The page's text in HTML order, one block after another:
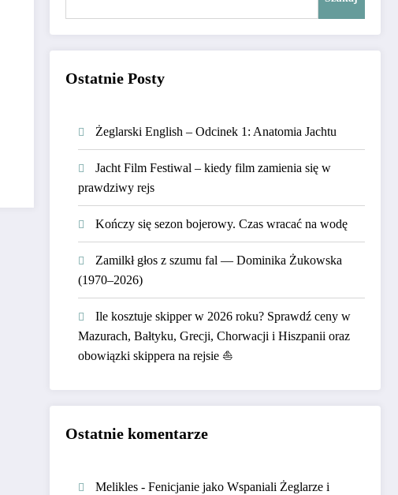
Ostatnie Posty
Żeglarski English – Odcinek 1: Anatomia Jachtu
Jacht Film Festiwal – kiedy film zamienia się w
prawdziwy rejs
Kończy się sezon bojerowy. Czas wracać na wodę
Zamilkł głos z szumu fal — Dominika Żukowska
(1970–2026)
Ile kosztuje skipper w 2026 roku? Sprawdź ceny w
Mazurach, Bałtyku, Grecji, Chorwacji i Hiszpanii oraz
obowiązki skippera na rejsie ⛵
Ostatnie komentarze
Melikles -Fenicjanie jako Wspaniali Żeglarze i